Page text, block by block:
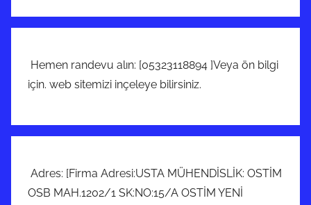
Hemen randevu alın: [05323118894 ]Veya ön bilgi
için. web sitemizi inçeleye bilirsiniz.
Adres: [Firma Adresi:USTA MÜHENDİSLİK: OSTİM
OSB MAH.1202/1 SK:NO:15/A OSTİM YENİ